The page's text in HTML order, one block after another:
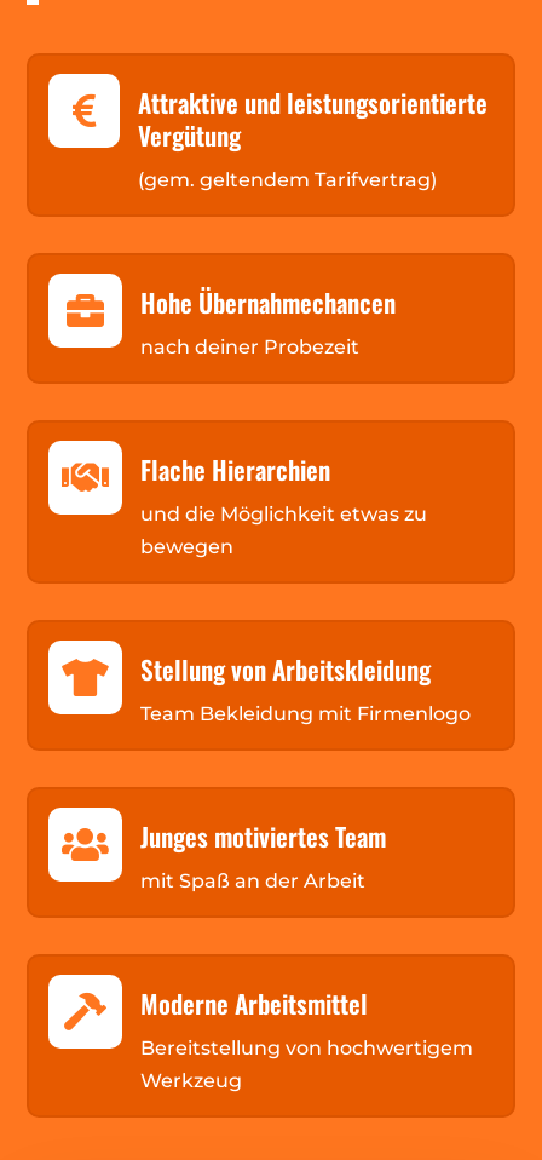

Attraktive und leistungsorientierte
Vergütung
(gem. geltendem Tarifvertrag)
 Hohe Übernahmechancen
nach deiner Probezeit
 Flache Hierarchien
und die Möglichkeit etwas zu
bewegen
 Stellung von Arbeitskleidung
Team Bekleidung mit Firmenlogo
 Junges motiviertes Team
mit Spaß an der Arbeit
 Moderne Arbeitsmittel
Bereitstellung von hochwertigem
Werkzeug